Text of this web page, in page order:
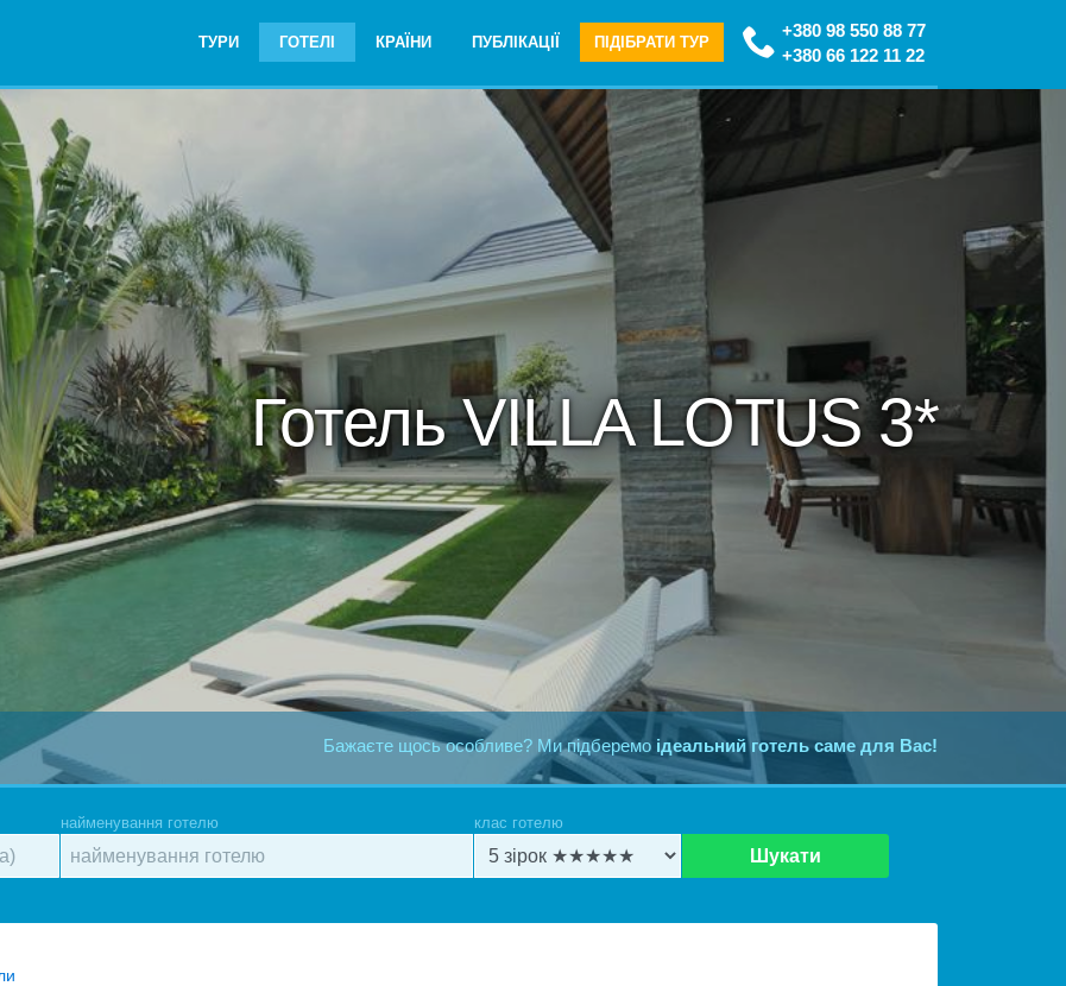
+380 98 550 88 77
+380 66 122 11 22
ТУРИ ГОТЕЛІ КРАЇНИ ПУБЛІКАЦІЇ ПІДІБРАТИ ТУР
Готель VILLA LOTUS 3*
Бажаєте щось особливе? Ми підберемо ідеальний готель саме для Вас!
найменування готелю клас готелю
Шукати